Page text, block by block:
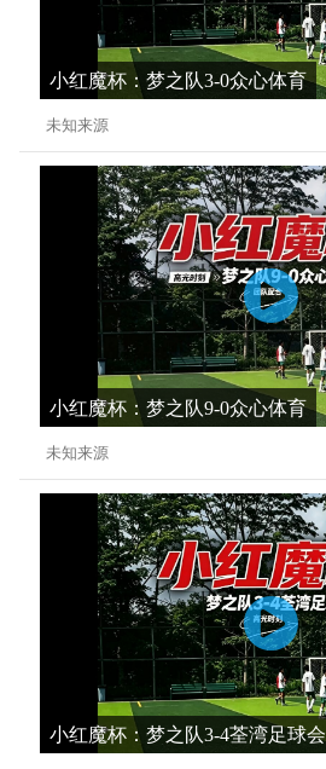
小红魔杯：梦之队3-0众心体育
未知来源
小红魔杯：梦之队9-0众心体育
未知来源
小红魔杯：梦之队3-4荃湾足球会